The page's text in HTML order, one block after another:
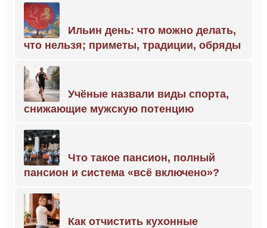
Ильин день: что можно делать,
что нельзя; приметы, традиции, обряды
Учёные назвали виды спорта,
снижающие мужскую потенцию
Что такое пансион, полный
пансион и система «всё включено»?
Как отчистить кухонные